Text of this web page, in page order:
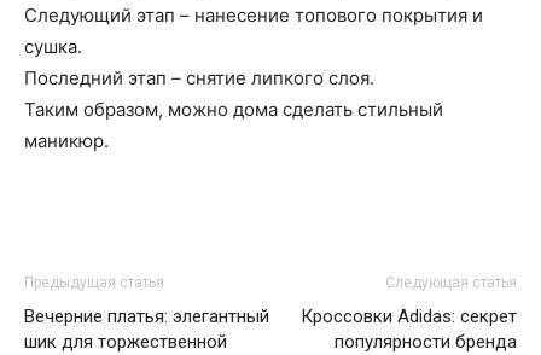
Следующий этап – нанесение топового покрытия и
сушка.
Последний этап – снятие липкого слоя.
Таким образом, можно дома сделать стильный
маникюр.
Предыдущая статья
Вечерние платья: элегантный
шик для торжественной
Следующая статья
Кроссовки Adidas: секрет
популярности бренда